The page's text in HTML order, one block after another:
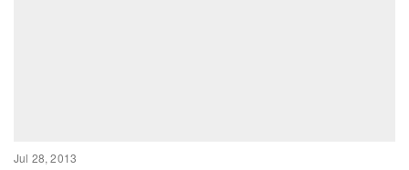
Jul 28, 2013